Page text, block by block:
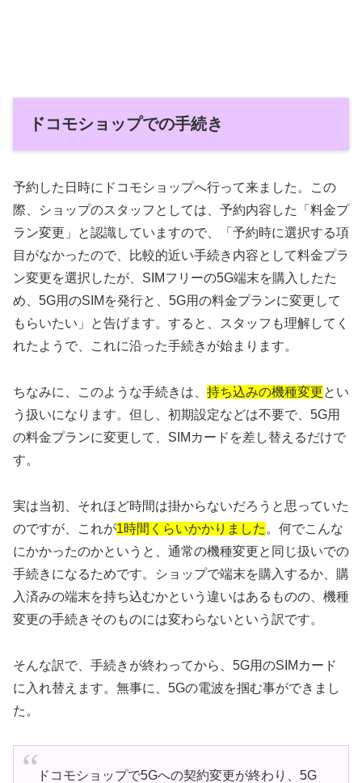
ドコモショップでの手続き
予約した日時にドコモショップへ行って来ました。この
際、ショップのスタッフとしては、予約内容した「料金プ
ラン変更」と認識していますので、「予約時に選択する項
目がなかったので、比較的近い手続き内容として料金プラ
ン変更を選択したが、SIMフリーの5G端末を購入したた
め、5G用のSIMを発行と、5G用の料金プランに変更して
もらいたい」と告げます。すると、スタッフも理解してく
れたようで、これに沿った手続きが始まります。
ちなみに、このような手続きは、 持ち込みの機種変更とい
う扱いになります。但し、初期設定などは不要で、5G用
の料金プランに変更して、SIMカードを差し替えるだけで
す。
実は当初、それほど時間は掛からないだろうと思っていた
のですが、これが1時間くらいかかりました 。何でこんな
にかかったのかというと、通常の機種変更と同じ扱いでの
手続きになるためです。ショップで端末を購入するか、購
入済みの端末を持ち込むかという違いはあるものの、機種
変更の手続きそのものには変わらないという訳です。
そんな訳で、手続きが終わってから、5G用のSIMカード
に入れ替えます。無事に、5Gの電波を掴む事ができまし
た。
ドコモショップで5Gへの契約変更が終わり、5G